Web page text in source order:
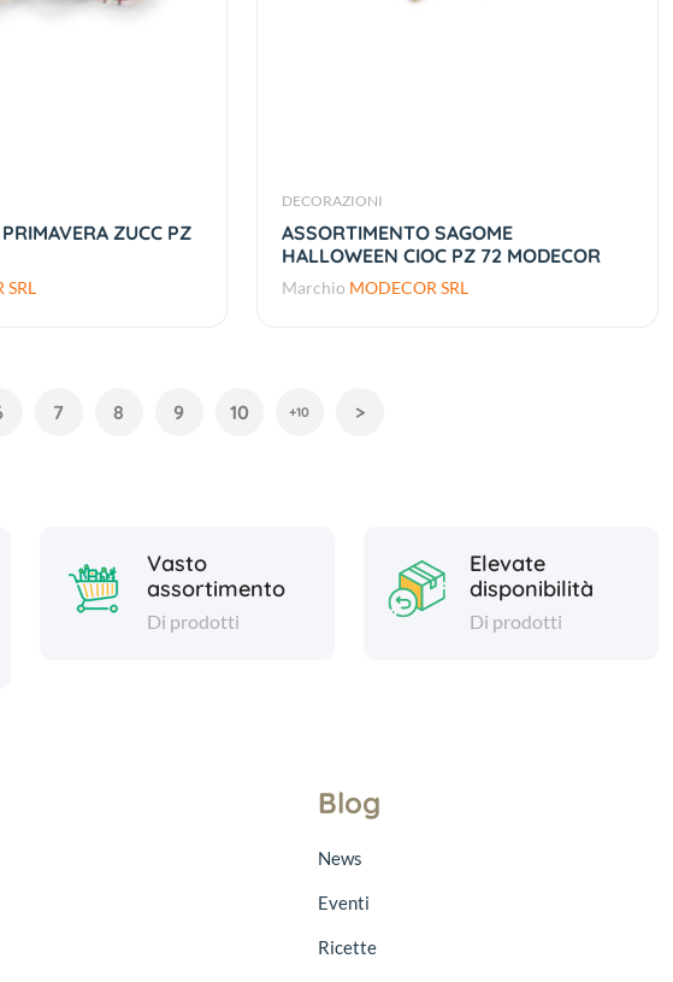
ZUCC PZ
SRL
DECORAZIONI
ASSORTIMENTO SAGOME
HALLOWEEN CIOC PZ 72 MODECOR
Marchio MODECOR SRL
7 8 9 10 +10 >
Vasto
assortimento
Di prodotti
Elevate
disponibilità
Di prodotti
Blog
News
Eventi
Ricette